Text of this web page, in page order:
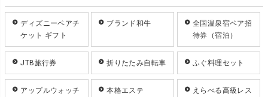
ディズニーペアチ
ケット ギフト
ブランド和牛
全国温泉宿ペア招
待券（宿泊）
JTB旅行券 折りたたみ自転車 ふぐ料理セット
アップルウォッチ
本格エステ
えらべる高級レス